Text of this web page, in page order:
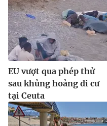
EU vượt qua phép thử
sau khủng hoảng di cư
tại Ceuta